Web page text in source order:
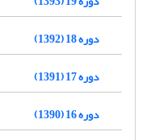
دوره 18 (1392)
دوره 17 (1391)
دوره 16 (1390)